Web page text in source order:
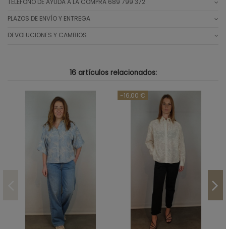
PLAZOS DE ENVÍO Y ENTREGA
DEVOLUCIONES Y CAMBIOS
16 artículos relacionados:
Talla
36
-16,00 €
Talla
38